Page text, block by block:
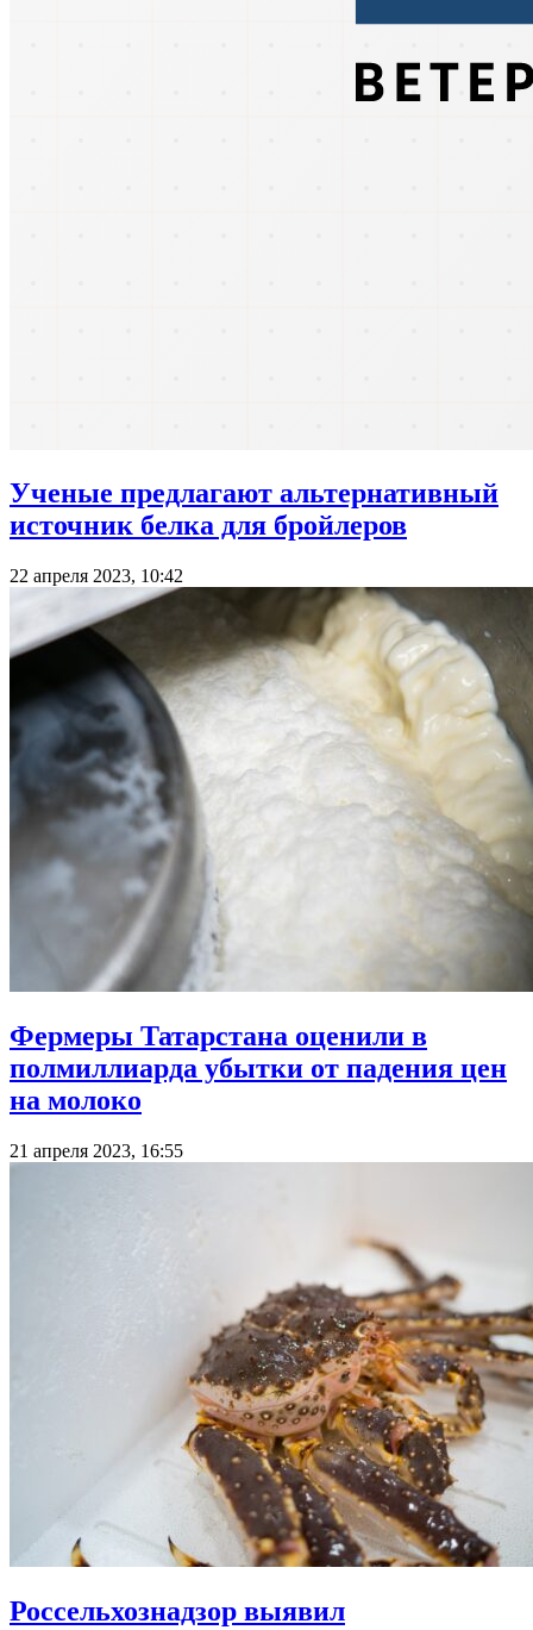
Ученые предлагают альтернативный
источник белка для бройлеров
22 апреля 2023, 10:42
Фермеры Татарстана оценили в
полмиллиарда убытки от падения цен
на молоко
21 апреля 2023, 16:55
Россельхознадзор выявил